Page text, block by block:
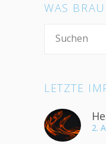
WAS
LETZTE
2.